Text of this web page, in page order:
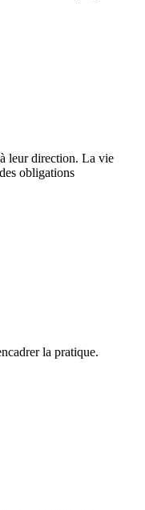
leur direction. La vie
obligations
la pratique.